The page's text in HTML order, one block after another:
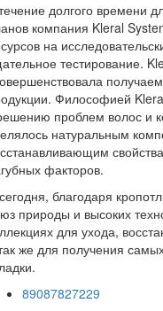
долгого времени
компания Kleral
на
тестирование.
Философией
проблем волос и
натуральным
факторов.
благодаря
природы и высоких
для ухода,
же для получения
89087827229